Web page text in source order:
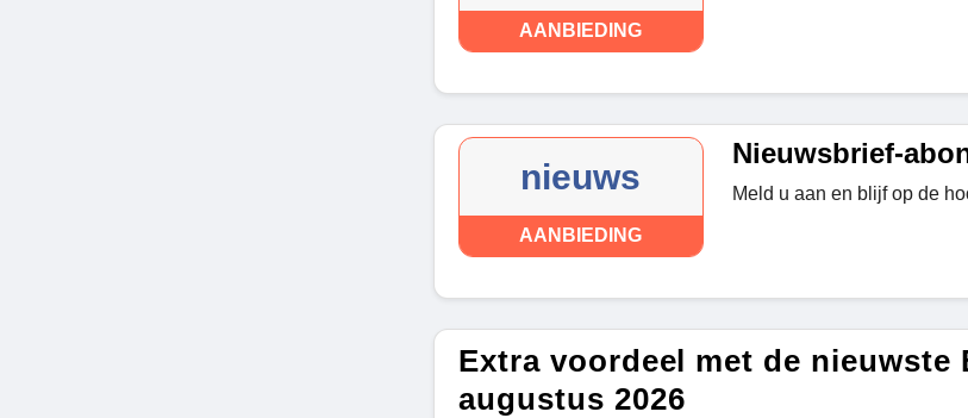
AANBIEDING
nieuws
AANBIEDING
Nieuwsbrief-
Meld u aan en blijf op de
Extra voordeel met de
augustus 2026